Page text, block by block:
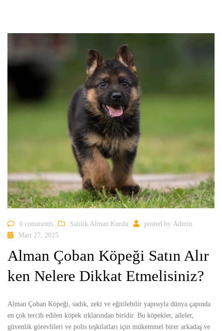
0 comments Satılık Alman Kurdu posted by Admin
Mart 27, 2025
Alman Çoban Köpeği Satın Alır
ken Nelere Dikkat Etmelisiniz?
Alman Çoban Köpeği, sadık, zeki ve eğitilebilir yapısıyla dünya çapında
en çok tercih edilen köpek ırklarından biridir. Bu köpekler, aileler,
güvenlik görevlileri ve polis teşkilatları için mükemmel birer arkadaş ve